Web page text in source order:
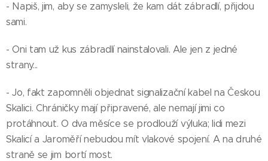
- Napiš, jim, aby se zamysleli, že kam dát zábradlí, přijdou
sami.
- Oni tam už kus zábradlí nainstalovali. Ale jen z jedné
strany...
- Jo, fakt zapomněli objednat signalizační kabel na Českou
Skalici. Chráničky mají připravené, ale nemají jimi co
protáhnout. O dva měsíce se prodlouží výluka; lidi mezi
Skalicí a Jaroměří nebudou mít vlakové spojení. A na druhé
straně se jim bortí most.